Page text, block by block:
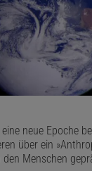
neue Epoche
über ein
Menschen